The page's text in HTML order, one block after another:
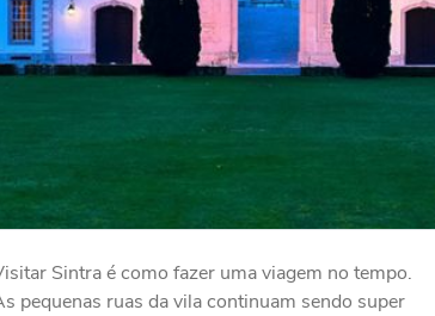
Sintra é como fazer uma viagem no tempo.
pequenas ruas da vila continuam sendo super